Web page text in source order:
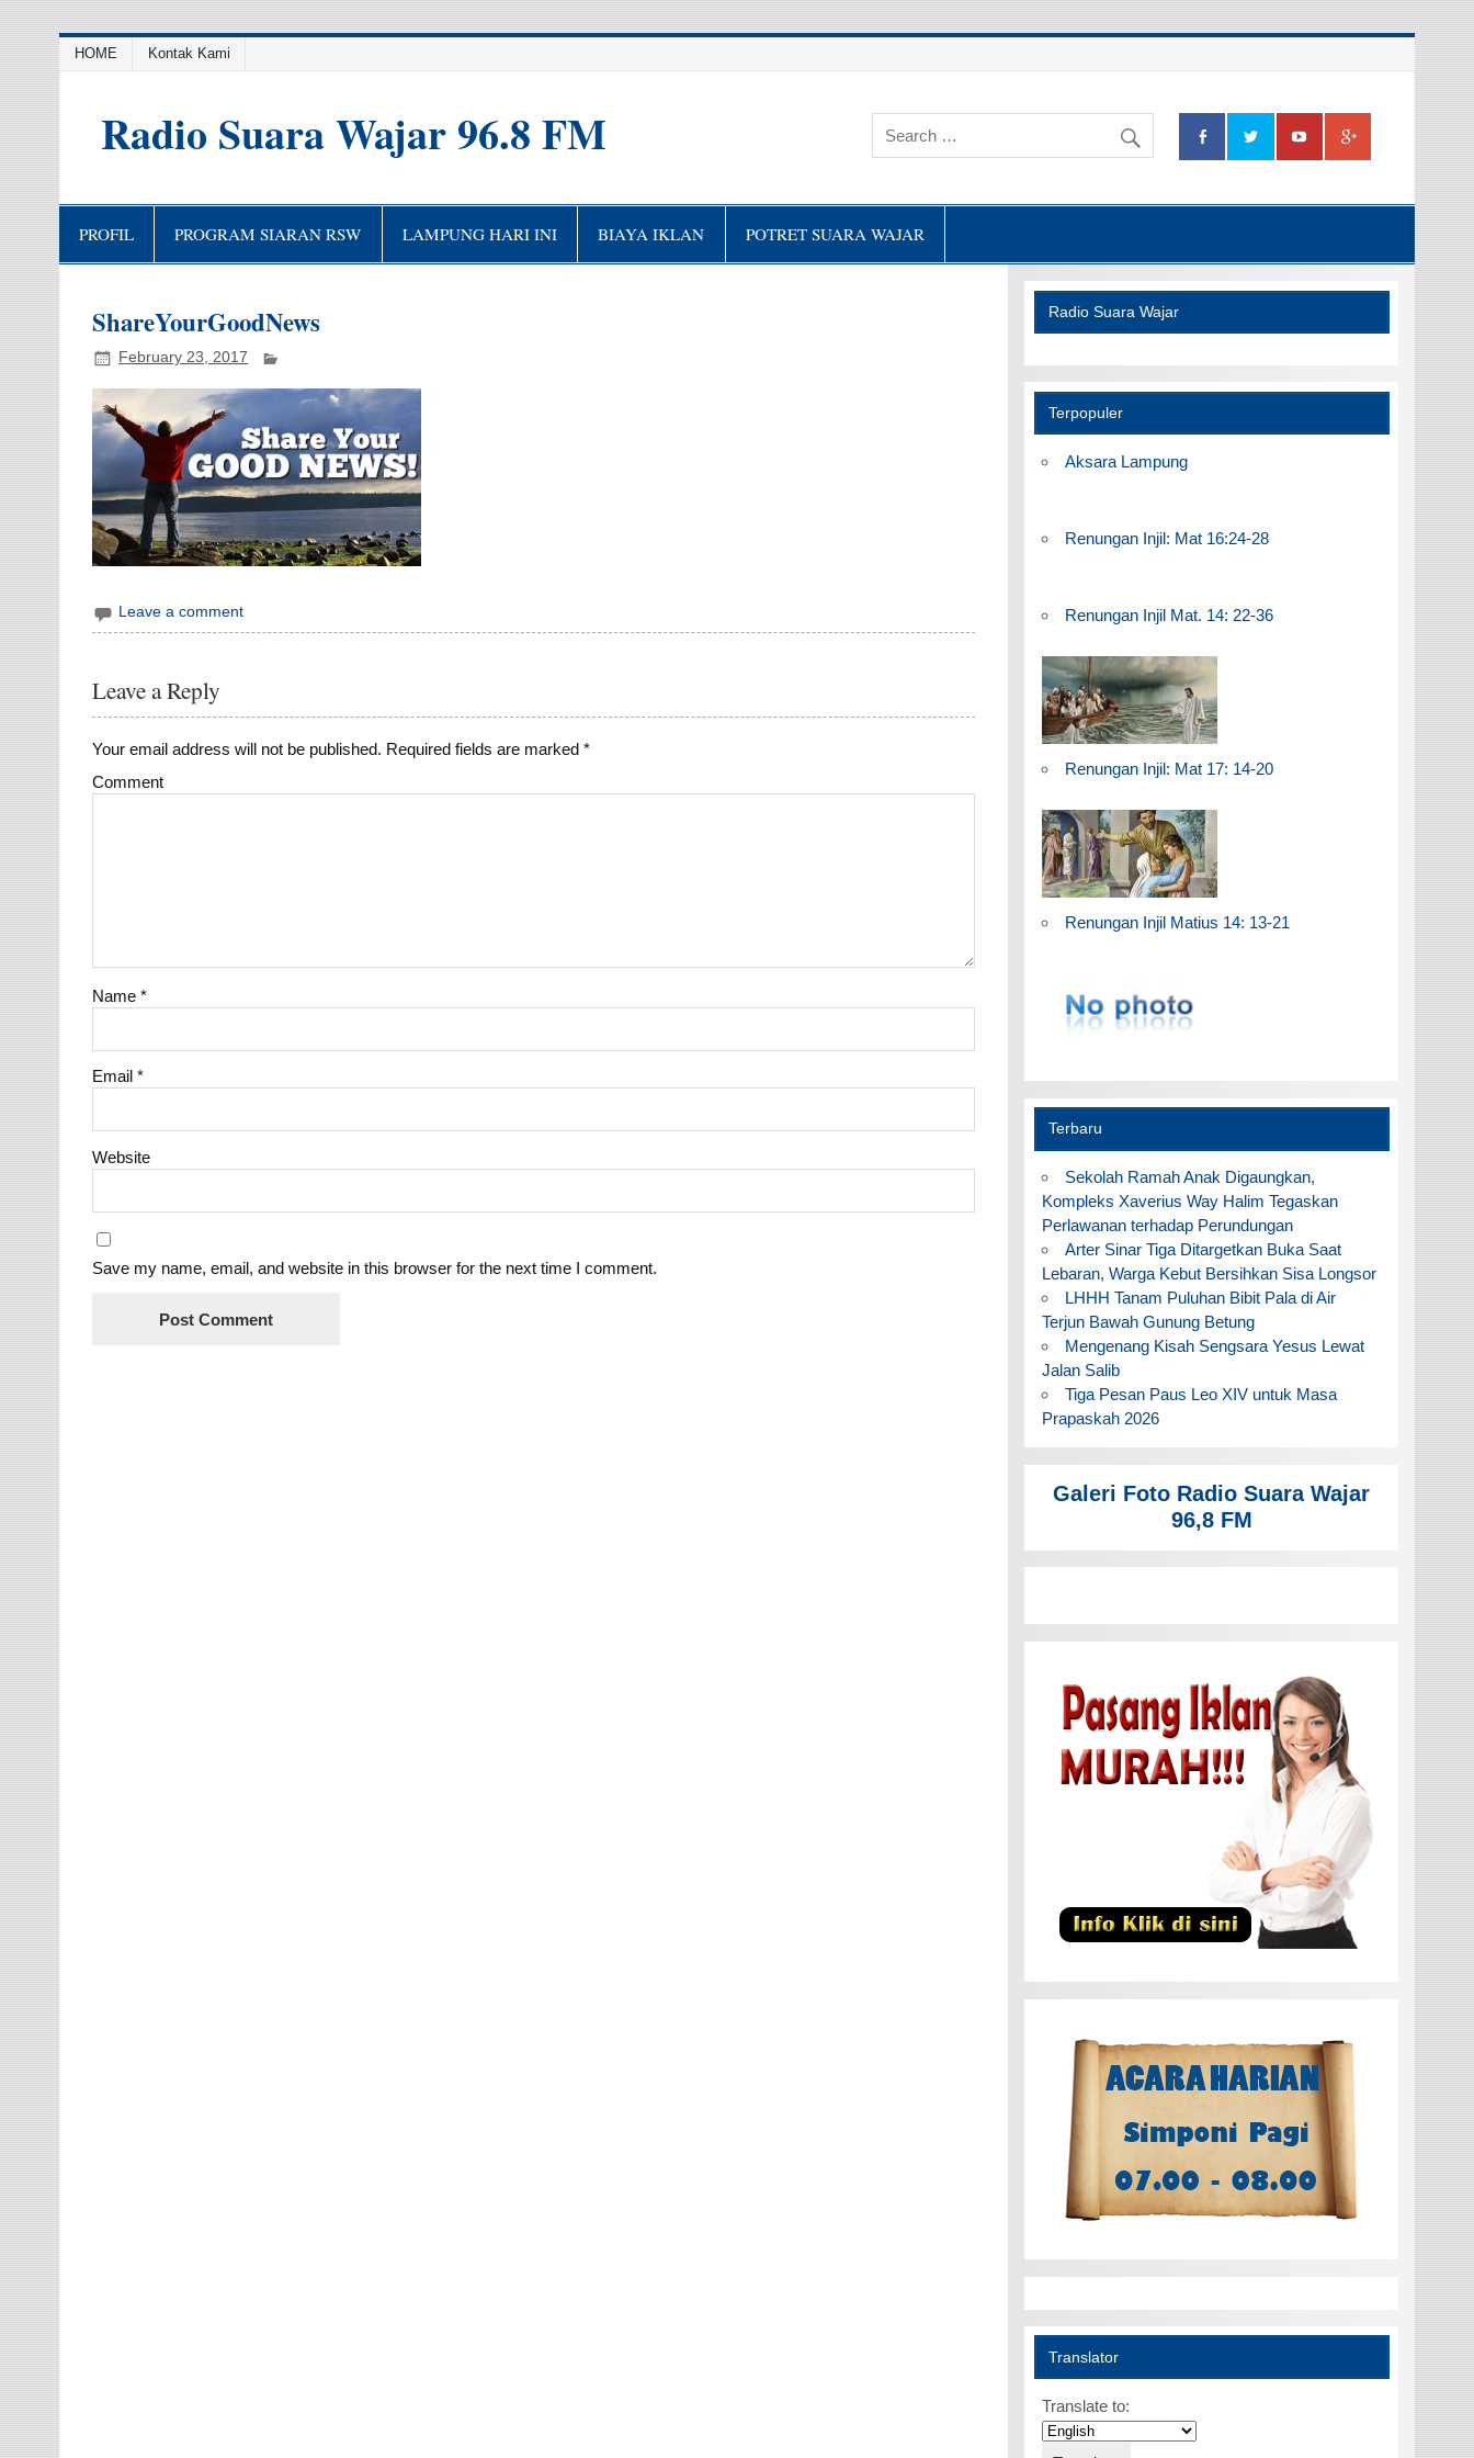
HOME Kontak Kami
Radio Suara Wajar 96.8 FM
PROFIL PROGRAM SIARAN RSW LAMPUNG HARI INI BIAYA IKLAN POTRET SUARA WAJAR
ShareYourGoodNews
February 23, 2017
Leave a comment
Leave a Reply
Your email address will not be published. Required fields are marked*
Comment
Name*
Email*
Website
Save my name, email, and website in this browser for the next time I comment.
Radio Suara Wajar
Terpopuler
Aksara Lampung
Renungan Injil: Mat 16:24-28
Renungan Injil Mat. 14: 22-36
Renungan Injil: Mat 17: 14-20
Renungan Injil Matius 14: 13-21
Terbaru
Sekolah Ramah Anak Digaungkan,
Kompleks Xaverius Way Halim Tegaskan
Perlawanan terhadap Perundungan
Arter Sinar Tiga Ditargetkan Buka Saat
Lebaran, Warga Kebut Bersihkan Sisa Longsor
LHHH Tanam Puluhan Bibit Pala di Air
Terjun Bawah Gunung Betung
Mengenang Kisah Sengsara Yesus Lewat
Jalan Salib
Tiga Pesan Paus Leo XIV untuk Masa
Prapaskah 2026
Galeri Foto Radio Suara Wajar
96,8 FM
Translator
Translate to: